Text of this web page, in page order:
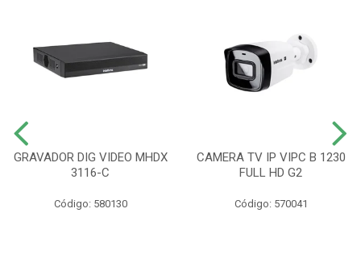
GRAVADOR DIG VIDEO MHDX
3116-C
Código: 580130
CAMERA TV IP VIPC B 1230
FULL HD G2
Código: 570041